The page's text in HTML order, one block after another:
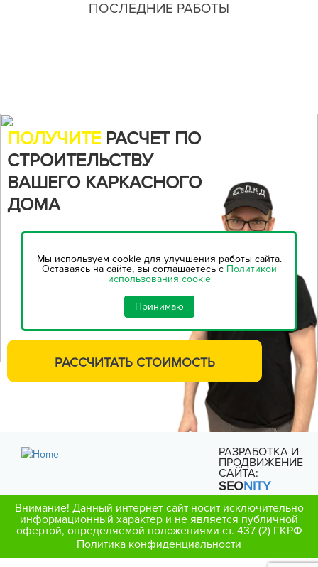
ПОСЛЕДНИЕ РАБОТЫ
ПОЛУЧИТЕ РАСЧЕТ ПО
СТРОИТЕЛЬСТВУ
ВАШЕГО КАРКАСНОГО
ДОМА
Воспользуйтесь нашим
онлайн-калькулятором,
рассчитать стоимость
РАССЧИТАТЬ СТОИМОСТЬ
РАЗРАБОТКА И
ПРОДВИЖЕНИЕ
САЙТА:
SEONITY
Внимание! Данный интернет-сайт носит исключительно
информационный характер и не является публичной
офертой, определяемой положениями ст. 437 (2) ГКРФ
Политика конфиденциальности
Мы используем cookie для улучшения работы сайта.
Оставаясь на сайте, вы соглашаетесь с Политикой
использования cookie
Принимаю